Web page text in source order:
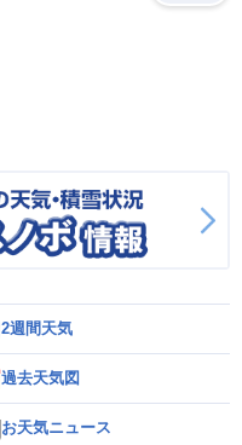
2週間天気
過去天気図
お天気ニュース